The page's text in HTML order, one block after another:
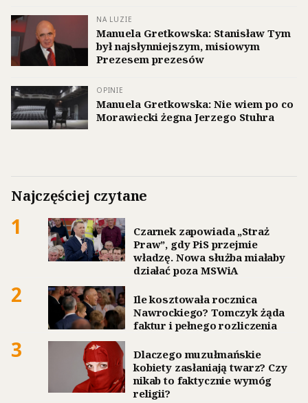
NA LUZIE
Manuela Gretkowska: Stanisław Tym
był najsłynniejszym, misiowym
Prezesem prezesów
OPINIE
Manuela Gretkowska: Nie wiem po co
Morawiecki żegna Jerzego Stuhra
Najczęściej czytane
1
Czarnek zapowiada „Straż
Praw”, gdy PiS przejmie
władzę. Nowa służba miałaby
działać poza MSWiA
2
Ile kosztowała rocznica
Nawrockiego? Tomczyk żąda
faktur i pełnego rozliczenia
3
Dlaczego muzułmańskie
kobiety zasłaniają twarz? Czy
nikab to faktycznie wymóg
religii?